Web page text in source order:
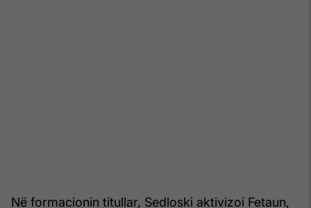
Në formacionin titullar, Sedloski aktivizoi Fetaun,